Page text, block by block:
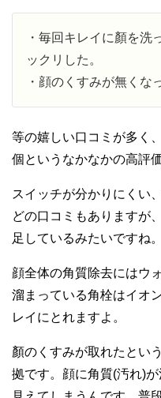
・毎回キレイに顏を洗
ックリした。
・顔のくすみが無くな
等の嬉しい口コミが多
個というなかなかの高評価
スイッチが分かりにくい
どの口コミもありますが
足しているみたいですね。
顔全体の角質除去にはウ
溜まっている角栓はイオ
レイにとれますよ。
顏のくすみが取れたとい
拠です。顔に角質(汚れ)